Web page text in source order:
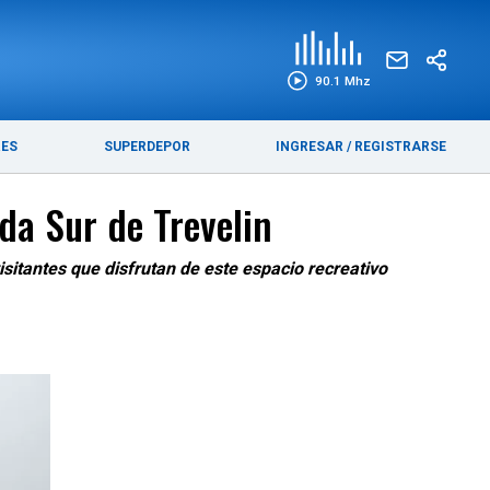
90.1 Mhz
SUPERDEPOR INGRESAR / REGISTRARSE
Sur de Trevelin
que disfrutan de este espacio recreativo